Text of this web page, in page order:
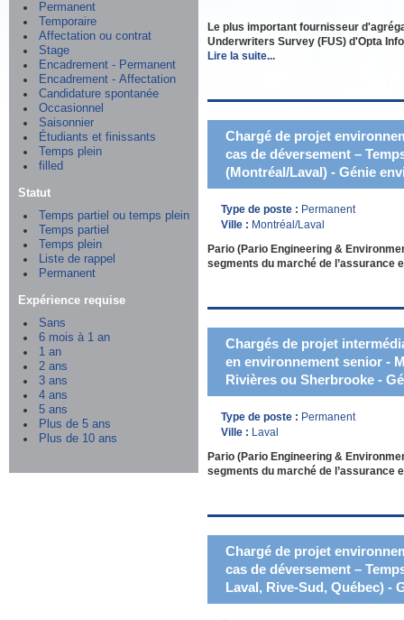
Permanent
Temporaire
Affectation ou contrat
Stage
Encadrement - Permanent
Encadrement - Affectation
Candidature spontanée
Occasionnel
Saisonnier
Étudiants et finissants
Temps plein
filled
Statut
Temps partiel ou temps plein
Temps partiel
Temps plein
Liste de rappel
Permanent
Expérience requise
Sans
6 mois à 1 an
1 an
2 ans
3 ans
4 ans
5 ans
Plus de 5 ans
Plus de 10 ans
Le plus important fournisseur
Underwriters Survey (FUS) d'Opta
Lire la suite...
Chargé de projet
cas de déversement –
(Montréal/Laval) - Génie
Type de poste : Permanent
Ville : Montréal/Laval
Pario (Pario Engineering &
segments du marché de
Chargés de projet
en environnement senior -
Rivières ou Sherbrooke -
Type de poste : Permanent
Ville : Laval
Pario (Pario Engineering &
segments du marché de
Chargé de projet
cas de déversement –
Laval, Rive-Sud, Québec) -